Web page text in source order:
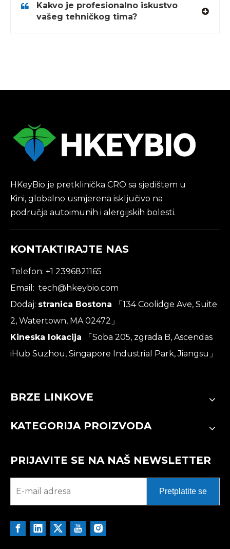
Kakvo je profesionalno iskustvo
vašeg tehničkog tima?
HKeyBio je pretklinička CRO sa sjedištem u
Kini, globalno usmjerena isključivo na
područja autoimunih i alergijskih bolesti.
KONTAKTIRAJTE NAS
Telefon: +1 2396821165
Email: tech@hkeybio.com
Dodaj: stranica Bostona
「134 Coolidge Ave, Suite
2, Watertown, MA 02472」
Kineska lokacija
「Soba 205, zgrada B, Ascendas
iHub Suzhou, Singapore Industrial Park, Jiangsu」
BRZE LINKOVE
KATEGORIJA PROIZVODA
PRIJAVITE SE NA NAŠ NEWSLETTER
Pretplatite se